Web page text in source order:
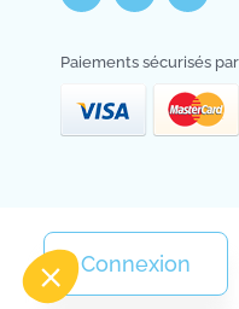
Connexion
Paiements sécurisés
Salut c'est nous...
les Cookies !
On a attendu d'être sûrs que
avant de vous déranger,
Non merci